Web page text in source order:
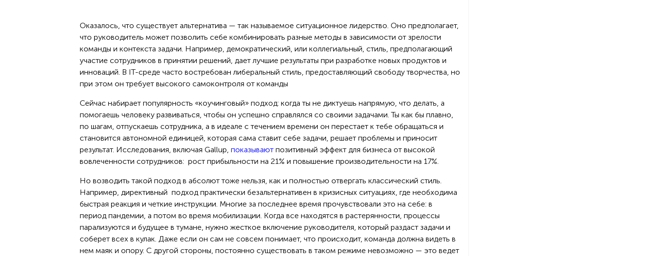
Оказалось, что существует альтернатива — так называемое ситуационное лидерство. Оно предполагает,
что руководитель может позволить себе комбинировать разные методы в зависимости от зрелости
команды и контекста задачи. Например, демократический, или коллегиальный, стиль, предполагающий
участие сотрудников в принятии решений, дает лучшие результаты при разработке новых продуктов и
инноваций. В IT-среде часто востребован либеральный стиль, предоставляющий свободу творчества, но
при этом он требует высокого самоконтроля от команды
Сейчас набирает популярность «коучинговый» подход: когда ты не диктуешь напрямую, что делать, а
помогаешь человеку развиваться, чтобы он успешно справлялся со своими задачами. Ты как бы плавно,
по шагам, отпускаешь сотрудника, а в идеале с течением времени он перестает к тебе обращаться и
становится автономной единицей, которая сама ставит себе задачи, решает проблемы и приносит
результат. Исследования, включая Gallup, показывают позитивный эффект для бизнеса от высокой
вовлеченности сотрудников: рост прибыльности на 21% и повышение производительности на 17%.
Но возводить такой подход в абсолют тоже нельзя, как и полностью отвергать классический стиль.
Например, директивный подход практически безальтернативен в кризисных ситуациях, где необходима
быстрая реакция и четкие инструкции. Многие за последнее время прочувствовали это на себе: в
период пандемии, а потом во время мобилизации. Когда все находятся в растерянности, процессы
парализуются и будущее в тумане, нужно жесткое включение руководителя, который раздаст задачи и
соберет всех в кулак. Даже если он сам не совсем понимает, что происходит, команда должна видеть в
нем маяк и опору. С другой стороны, постоянно существовать в таком режиме невозможно — это ведет